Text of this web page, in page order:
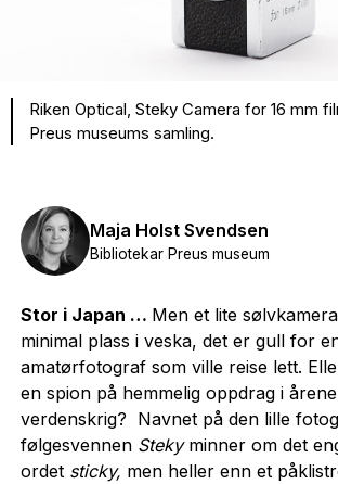
Riken Optical, Steky Camera for 16 mm
Preus museums samling.
Maja Holst Svendsen
Bibliotekar Preus museum
Stor i Japan … Men et lite
minimal plass i veska, det er gull for
amatørfotograf som ville reise lett.
en spion på hemmelig oppdrag i
verdenskrig? Navnet på den lille
følgesvennen Steky minner om det
ordetsticky, men heller enn et